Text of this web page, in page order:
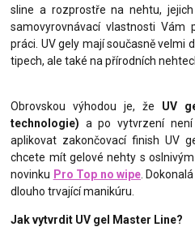
sline a rozprostře na nehtu,
samovyrovnávací vlastnosti Vám
práci. UV gely mají současně velmi
tipech, ale také na přírodních
Obrovskou výhodou je, že UV
technologie) a po vytvrzení
aplikovat zakončovací finish UV
chcete mít gelové nehty s
novinku Pro Top no wipe .
dlouho trvající manikúru.
Jak vytvrdit UV gel Master Line?